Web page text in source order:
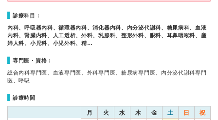
診療科目：
内科、呼吸器内科、循環器内科、消化器内科、内分泌代謝科、糖尿病科、血液
内科、腎臓内科、人工透析、外科、乳腺科、整形外科、眼科、耳鼻咽喉科、産
婦人科、小児科、小児外科、精…
専門医・資格：
総合内科専門医、血液専門医、外科専門医、糖尿病専門医、内分泌代謝科専門
医、呼吸…
診療時間
月 火 水 木 金 土 日 祝